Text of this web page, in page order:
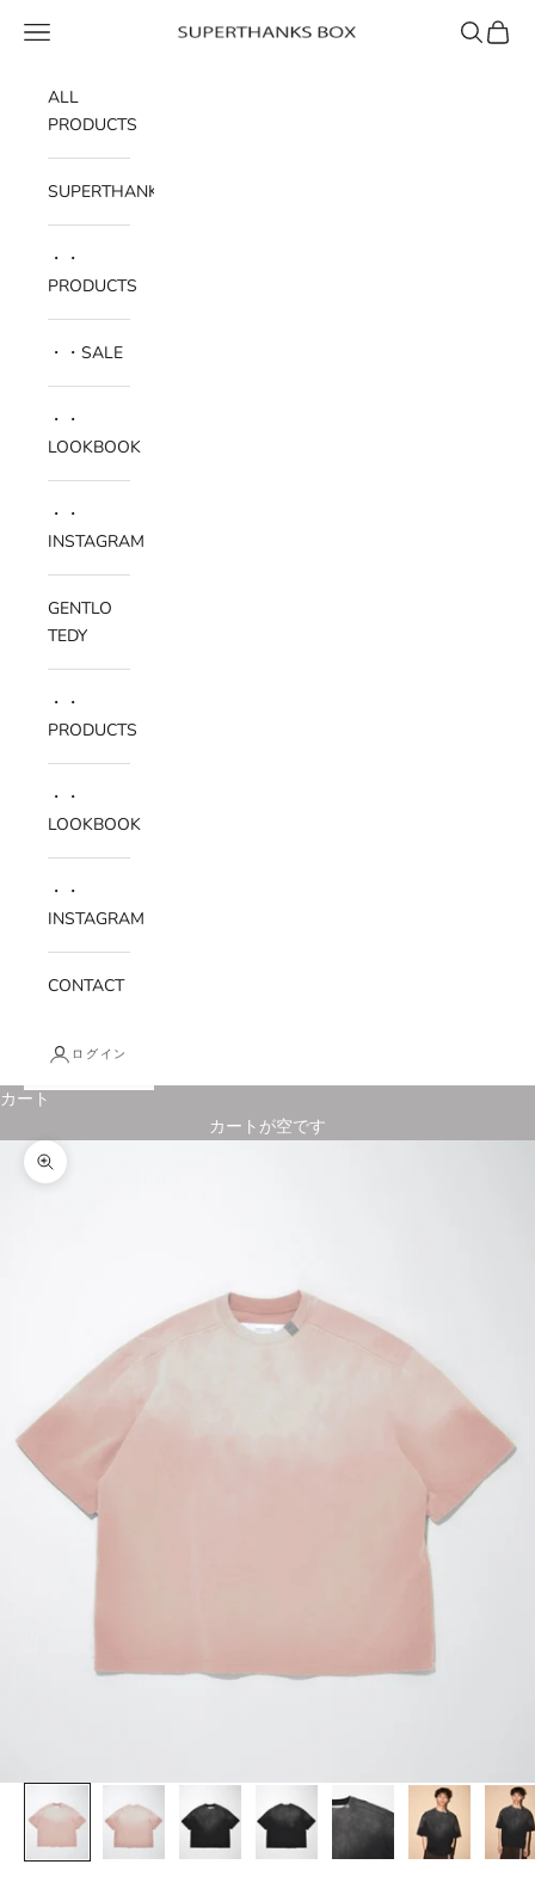
SUPERTHANKS BOX
メニュー 検索カート
ALL
PRODUCTS
SUPERTHANKS
・・
PRODUCTS
・・SALE
・・
LOOKBOOK
・・
INSTAGRAM
GENTLO
TEDY
・・
PRODUCTS
・・
LOOKBOOK
・・
INSTAGRAM
CONTACT
ログイン
カート
カートが空です
ズームイン